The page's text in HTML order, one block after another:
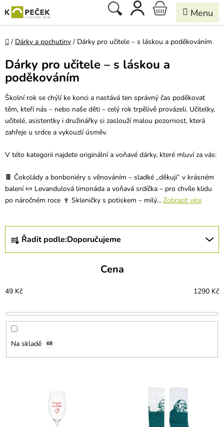
na
obsah
Hledat
NÁKUPNÍ
KOŠÍK
Domů
/ Dárky a pochutiny / Dárky pro učitele – s láskou a poděkováním
Dárky pro učitele – s láskou a
poděkováním
Školní rok se chýlí ke konci a nastává ten správný čas poděkovat
těm, kteří nás – nebo naše děti – celý rok trpělivě provázeli. Učitelky,
učitelé, asistentky i družinářky si zaslouží malou pozornost, která
zahřeje u srdce a vykouzlí úsměv.
V této kategorii najdete originální a voňavé dárky, které mluví za vás:
🍫 Čokolády a bonboniéry s věnováním – sladké „děkuji“ v krásném
balení 🍬 Levandulová limonáda a voňavá srdíčka – pro chvíle klidu
po náročném roce 🍷 Skleničky s potiskem – milý... Zobrazit více
Ř
z
p
o
Řadit podle:Doporučujeme
Cena
49 Kč 1290 Kč
Na skladě 68